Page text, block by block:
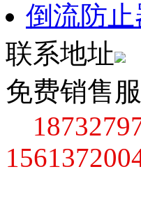
倒流防止
联系地址
免费销售